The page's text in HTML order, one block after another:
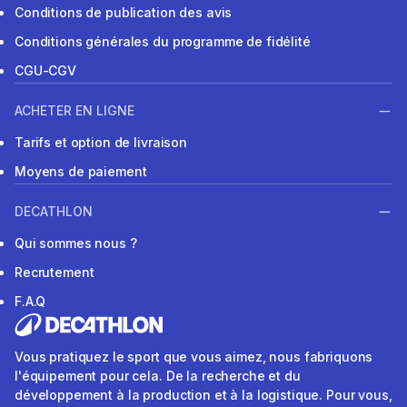
Conditions de publication des avis
Conditions générales du programme de fidélité
CGU-CGV
ACHETER EN LIGNE
Tarifs et option de livraison
Moyens de paiement
DECATHLON
Qui sommes nous ?
Recrutement
F.A.Q
Vous pratiquez le sport que vous aimez, nous fabriquons
l'équipement pour cela. De la recherche et du
développement à la production et à la logistique. Pour vous,